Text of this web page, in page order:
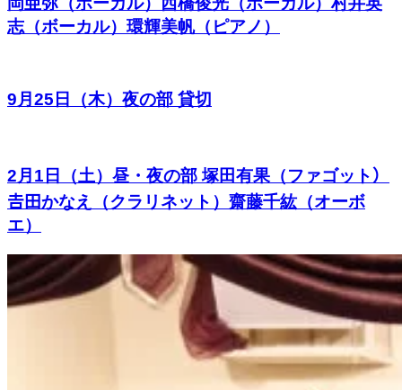
志（ボーカル）環輝美帆（ピアノ）
9月25日（木）夜の部 貸切
2月1日（土）昼・夜の部 塚田有果（ファゴット）
𠮷田かなえ（クラリネット）齋藤千紘（オーボ
エ）